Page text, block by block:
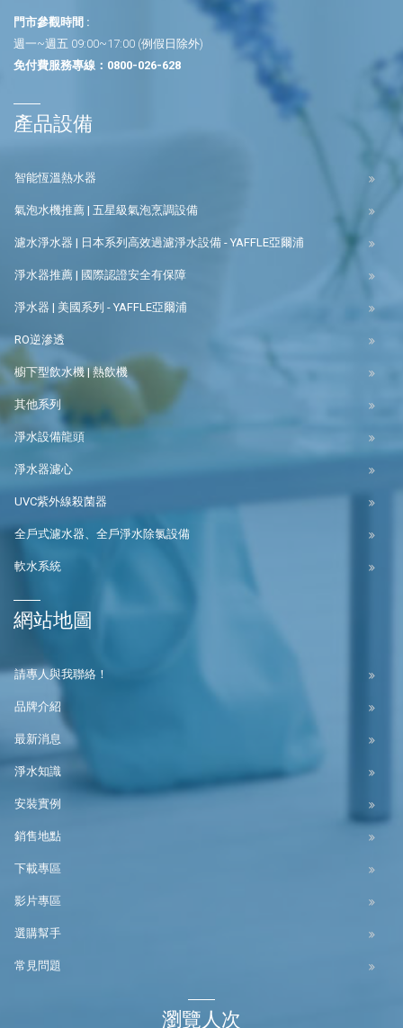
門市參觀時間 :
週一~週五 09:00~17:00 (例假日除外)
免付費服務專線： 0800-026-628
產品設備
智能恆溫熱水器
氣泡水機推薦 | 五星級氣泡烹調設備
濾水淨水器 | 日本系列高效過濾淨水設備 - YAFFLE亞爾浦
淨水器推薦 | 國際認證安全有保障
淨水器 | 美國系列 - YAFFLE亞爾浦
RO逆滲透
櫥下型飲水機 | 熱飲機
其他系列
淨水設備龍頭
淨水器濾心
UVC紫外線殺菌器
全戶式濾水器、全戶淨水除氯設備
軟水系統
網站地圖
請專人與我聯絡！
品牌介紹
最新消息
淨水知識
安裝實例
銷售地點
下載專區
影片專區
選購幫手
常見問題
瀏覽人次